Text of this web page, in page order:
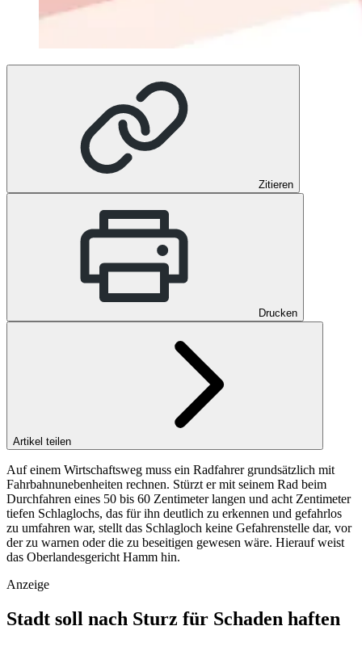
Zitieren
Drucken
Artikel teilen
Auf einem Wirtschaftsweg muss ein Radfahrer grundsätzlich mit
Fahrbahnunebenheiten rechnen. Stürzt er mit seinem Rad beim
Durchfahren eines 50 bis 60 Zentimeter langen und acht Zentimeter
tiefen Schlaglochs, das für ihn deutlich zu erkennen und gefahrlos
zu umfahren war, stellt das Schlagloch keine Gefahrenstelle dar, vor
der zu warnen oder die zu beseitigen gewesen wäre. Hierauf weist
das Oberlandesgericht Hamm hin.
Anzeige
Stadt soll nach Sturz für Schaden haften